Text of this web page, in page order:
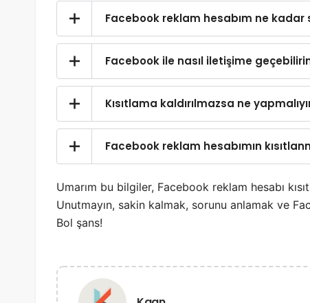
Facebook reklam hesabım ne kadar
Facebook ile nasıl iletişime
Kısıtlama kaldırılmazsa ne
Facebook reklam hesabımın
Umarım bu bilgiler, Facebook reklam hesabı
Unutmayın, sakin kalmak, sorunu anlamak ve
Bol şans!